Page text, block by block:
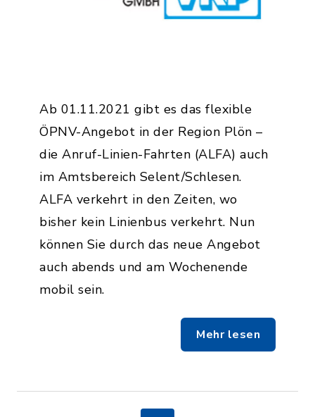
Ab 01.11.2021 gibt es das flexible
ÖPNV-Angebot in der Region Plön –
die Anruf-Linien-Fahrten (ALFA) auch
im Amtsbereich Selent/Schlesen.
ALFA verkehrt in den Zeiten, wo
bisher kein Linienbus verkehrt. Nun
können Sie durch das neue Angebot
auch abends und am Wochenende
mobil sein.
Mehr lesen